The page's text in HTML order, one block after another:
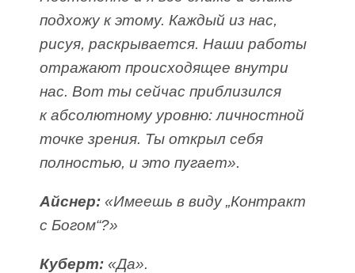
подхожу к этому. Каждый из нас,
рисуя, раскрывается. Наши работы
отражают происходящее внутри
нас. Вот ты сейчас приблизился
к абсолютному уровню: личностной
точке зрения. Ты открыл себя
полностью, и это пугает».
Айснер: «Имеешь в виду „Контракт
с Богом“?»
Куберт: «Да».